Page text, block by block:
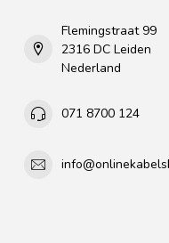
Flemingstraat 99
2316 DC Leiden
Nederland
071 8700 124